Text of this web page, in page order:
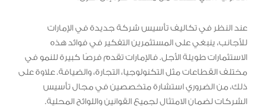
عند النظر في تكاليف تأسيس شركة جديدة في الإمارات
للأجانب، ينبغي على المستثمرين التفكير في فوائد هذه
الاستثمارات طويلة الأجل. فالإمارات تقدم فرصًا كبيرة للنمو في
مختلف القطاعات مثل التكنولوجيا، التجارة، والضيافة. علاوة على
ذلك، من الضروري استشارة متخصصين في مجال تأسيس
الشركات لضمان الامتثال لجميع القوانين واللوائح المحلية.